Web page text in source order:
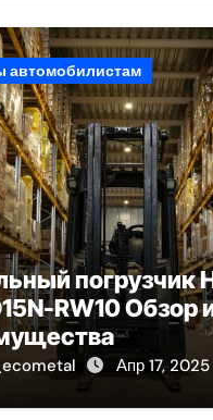
автомобилистам
погрузчик
RW10 Обзор
Апр 17, 2025